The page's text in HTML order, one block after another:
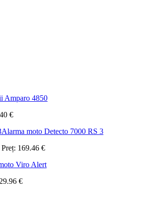
Amparo 4850
€
Alarma moto Detecto 7000 RS 3
Preț: 169.46 €
Viro Alert
€